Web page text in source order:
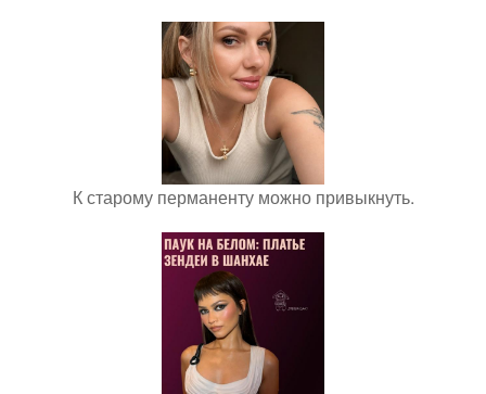
К старому перманенту можно привыкнуть.